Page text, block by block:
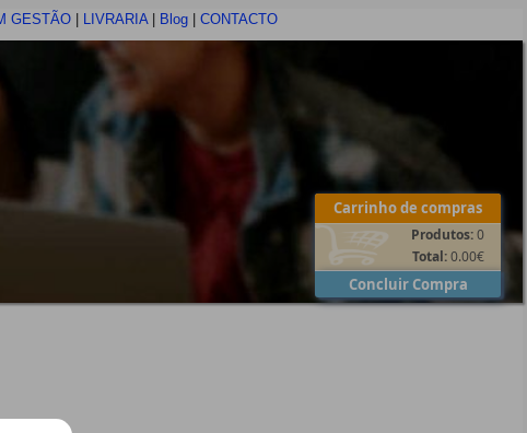
GESTÃO LIVRARIA| Blog CONTACTO
Carrinho de compras
Produtos:0
Total:0.00€
Concluir Compra